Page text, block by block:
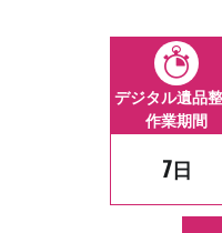
デジタル遺品
作業期間
7日